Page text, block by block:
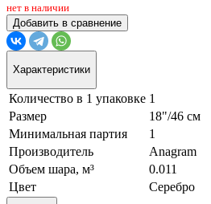
нет в наличии
Добавить в сравнение
Характеристики
Количество в 1 упаковке 1
Размер
18"/46 см
Минимальная партия
1
Производитель
Anagram
Объем шара, м³
0.011
Цвет
Серебро